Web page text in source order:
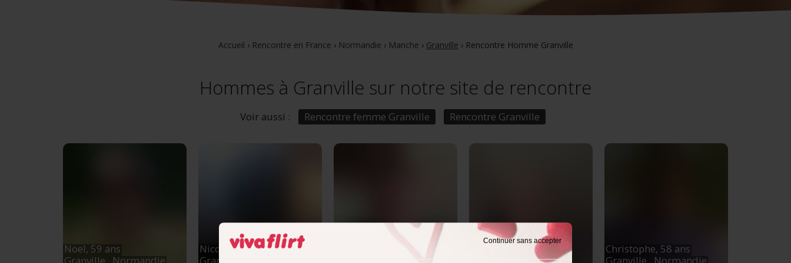
Continuer sans accepter
Accueil › Rencontre en France › Normandie › Manche › Granville › Rencontre Homme Granville
Hommes à Granville sur notre site de rencontre
Voir aussi : Rencontre femme Granville Rencontre Granville
Noel, 59 ans
Granville , Normandie
Nicolas,25 ans
Granville
, Normandie
Christophe, 58 ans
Granville , Normandie